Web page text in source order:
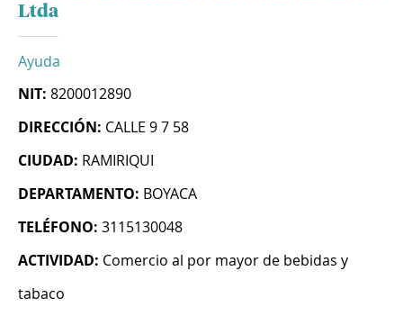
Ltda
Ayuda
NIT: 8200012890
DIRECCIÓN: CALLE 9 7 58
CIUDAD: RAMIRIQUI
DEPARTAMENTO: BOYACA
TELÉFONO: 3115130048
ACTIVIDAD: Comercio al por mayor de bebidas y
tabaco